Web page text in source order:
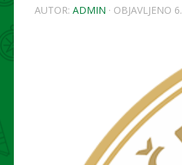
AUTOR: ADMIN · OBJAVLJENO